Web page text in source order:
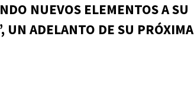
NUEVOS ELEMENTOS A SU
UN ADELANTO DE SU PRÓXIMA